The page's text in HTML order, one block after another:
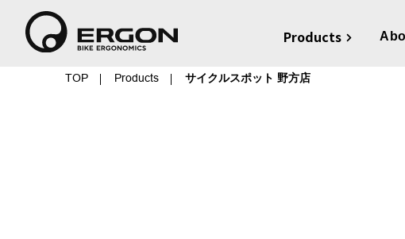
Products
TOP Products サイクルスポット 野方店